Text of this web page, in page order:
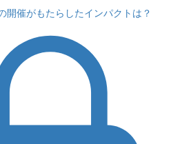
開催がもたらしたインパクトは？